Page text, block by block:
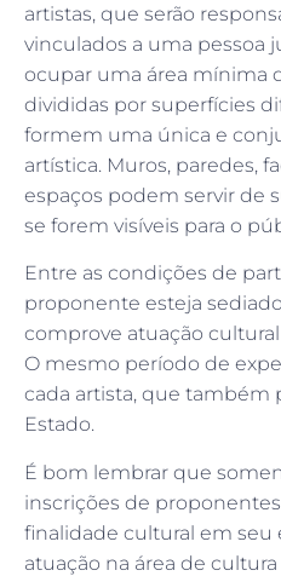
artistas, que serão
vinculados a uma pessoa
ocupar uma área mínima
divididas por superfícies
formem uma única e
artística. Muros, paredes,
espaços podem servir de
se forem visíveis para o
Entre as condições de
proponente esteja
comprove atuação
O mesmo período de
cada artista, que também
Estado.
É bom lembrar que
inscrições de proponentes
finalidade cultural em
atuação na área de